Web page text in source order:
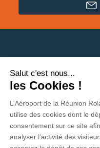
Salut c'est nous...
les Cookies !
L’Aéroport de la Réunion
utilise des cookies dont le
consentement sur ce site
analyser l'activité des
Besoin d'aide ?
Politique de protection des
Mentions légales